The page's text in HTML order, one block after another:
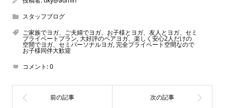
スタッフブログ
ご家族でヨガ、ご夫婦でヨガ、お子様とヨガ、友人とヨガ、セミ
プライベートプラン,大好評のペアヨガ、楽しく安心2人だけの
空間でヨガ、セミパーソナルヨガ,完全プライベート空間なので
お子様同伴大歓迎
コメント:0